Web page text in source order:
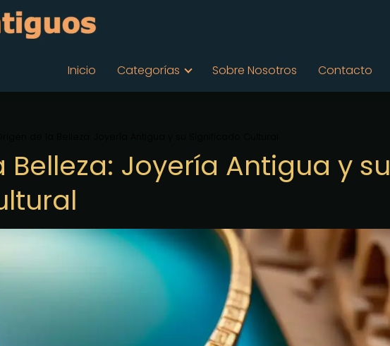
Inicio Categorías Sobre Nosotros Contacto
Belleza: Joyería Antigua y su